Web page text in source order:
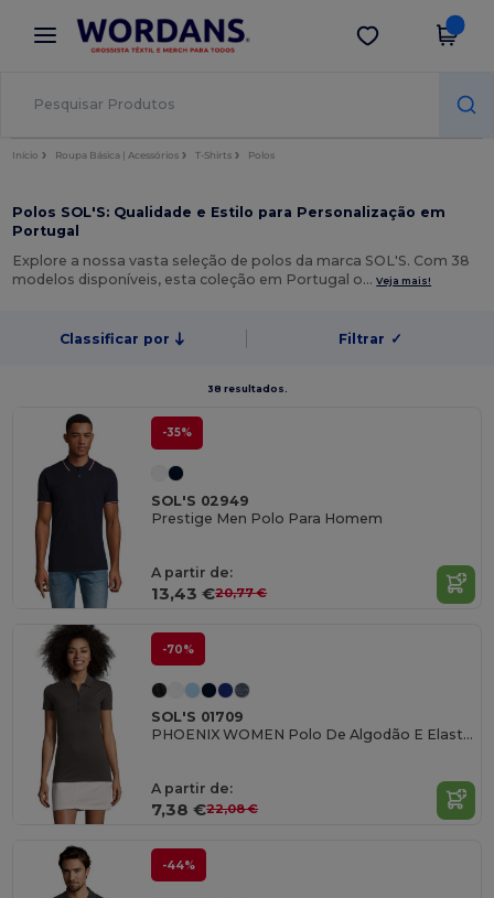
× App Wordans
Melhores preços na app!
Obter app
Início Roupa Básica | Acessórios T-Shirts Polos
Polos SOL'S: Qualidade e Estilo para Personalização em
Portugal
Explore a nossa vasta seleção de polos da marca SOL'S. Com 38
modelos disponíveis, esta coleção em Portugal o…Veja mais!
Classificar por Filtrar ✓
38 resultados.
-35%
SOL'S 02949
Prestige Men Polo Para Homem
A partir de:
13,43 €20,77 €
-70%
SOL'S 01709
PHOENIX WOMEN Polo De Algodão E Elastano Para Senhora
A partir de:
7,38 €22,08 €
-44%